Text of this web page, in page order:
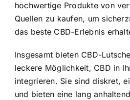
hochwertige Produkte von
Quellen zu kaufen, um
das beste CBD-Erlebnis
Insgesamt bieten CBD-
leckere Möglichkeit, CBD in
integrieren. Sie sind diskret,
und bieten eine lang